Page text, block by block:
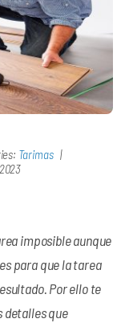
Tarimas |
imposible aunque
para que la tarea
Por ello te
detalles que